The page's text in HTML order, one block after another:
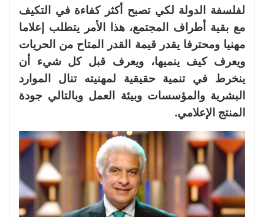
لفلسفة الدولة لكي تصبح أكثر كفاءة في التكيف
مع بقية أطراف المجتمع، هذا الأمر يتطلب إعلاما
مهنيا ومحترفا يقدر قيمة القدر المتاح من الحريات
ويعرف كيف ينميها، ويعرف قبل كل شيء أن
ينخرط في تنمية حقيقية لمهنيته تنال الموارد
البشرية والمؤسسات وبيئة العمل وبالتالي جودة
المنتج الإعلامي.